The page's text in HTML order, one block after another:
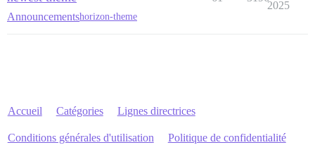
Announcementshorizon-theme
2025
Accueil Catégories Lignes directrices
Conditions générales d'utilisation Politique de confidentialité